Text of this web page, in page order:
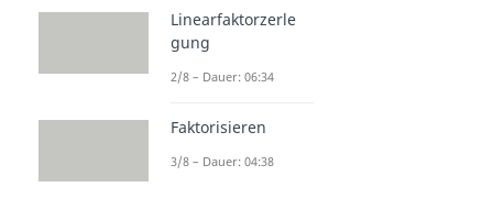
Linearfaktorzerle
gung
2/8 – Dauer: 06:34
Faktorisieren
3/8 – Dauer: 04:38